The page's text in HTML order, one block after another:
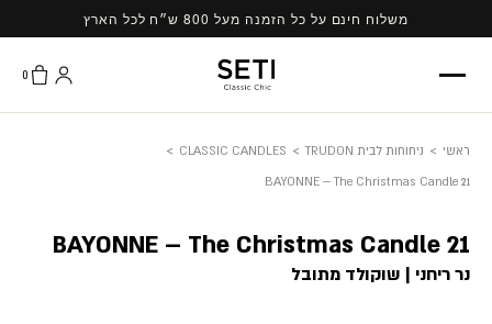
content
משלוח חינם על כל הזמנה מעל 800 ש״ח לכל הארץ
0
ראשי > ניחוחות לבית TRUDON >
CLASSIC CANDLES
>
BAYONNE – The Christmas Candle 21
BAYONNE – The Christmas Candle 21
נר ריחני | שוקולד מתובל